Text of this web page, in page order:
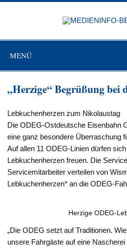
Zum
MENÜ
„Herzige“ Begrüßung bei
Lebkuchenherzen zum Nikolaustag
Die ODEG-Ostdeutsche Eisenbahn
eine ganz besondere Überraschung
Auf allen 11 ODEG-Linien dürfen
Lebkuchenherzen freuen. Die
Servicemitarbeiter verteilen von
Lebkuchenherzen* an die ODEG-
Herzige ODEG-
„Die ODEG setzt auf Traditionen.
unsere Fahrgäste auf eine